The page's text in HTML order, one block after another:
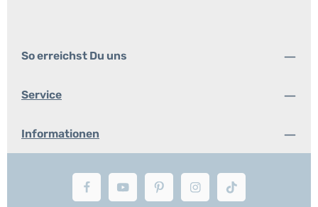
So erreichst Du uns
Service
Informationen